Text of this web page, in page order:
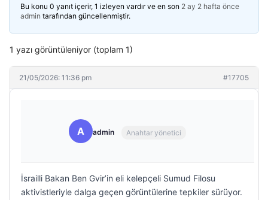
Bu konu 0 yanıt içerir, 1 izleyen vardır ve en son 2 ay 2 hafta önce
admin tarafından güncellenmiştir.
1 yazı görüntüleniyor (toplam 1)
21/05/2026: 11:36 pm #17705
A admin Anahtar yönetici
İsrailli Bakan Ben Gvir’in eli kelepçeli Sumud Filosu
aktivistleriyle dalga geçen görüntülerine tepkiler sürüyor.